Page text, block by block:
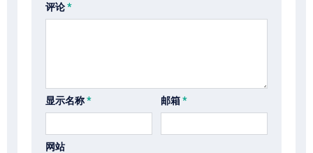
评论*
显示名称* 邮箱*
网站